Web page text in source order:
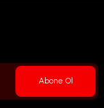
Abone Ol